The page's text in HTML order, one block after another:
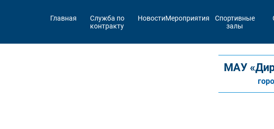
Главная
Служба по
контракту
НовостиМероприятия
Спортивные
залы
МАУ